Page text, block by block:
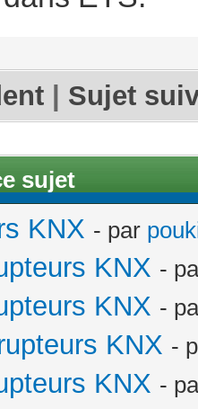
Sujet
sujet
KNX - par
KNX -
KNX -
KNX -
KNX -